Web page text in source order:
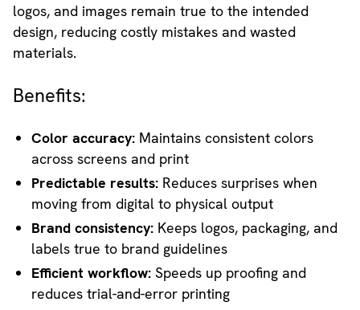
logos, and images remain true to the intended
design, reducing costly mistakes and wasted
materials.
Benefits:
Color accuracy: Maintains consistent colors
across screens and print
Predictable results: Reduces surprises when
moving from digital to physical output
Brand consistency: Keeps logos, packaging, and
labels true to brand guidelines
Efficient workflow: Speeds up proofing and
reduces trial-and-error printing